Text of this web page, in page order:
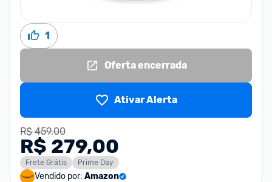
1
Oferta encerrada
Ativar Alerta
R$ 459,00
R$ 279,00
Frete Grátis Prime Day
Vendido por: Amazon